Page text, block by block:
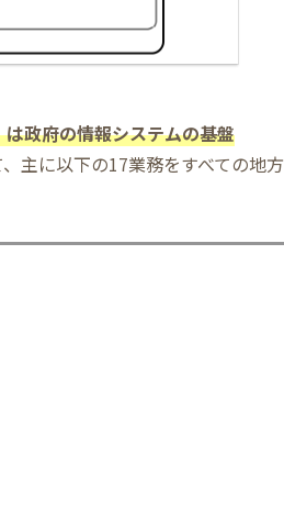
政府の情報システムの基盤
主に以下の17業務をすべての地方